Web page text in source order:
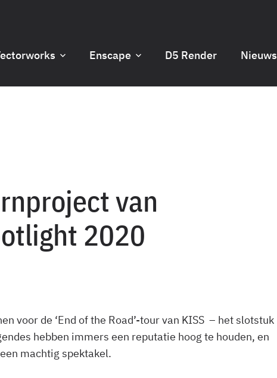
Enscape D5 Render Nieuws
van
2020
voor de ‘End of the Road’-tour van KISS – het slotstuk
hebben immers een reputatie hoog te houden, en
machtig spektakel.